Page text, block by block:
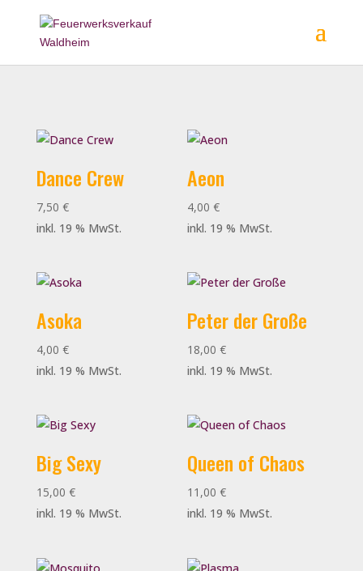
Dance Crew
7,50 €
inkl. 19 % MwSt.
Aeon
4,00€
inkl. 19 % MwSt.
Asoka
4,00 €
inkl. 19 % MwSt.
Peter der Große
18,00€
inkl. 19 % MwSt.
Big Sexy
15,00 €
inkl. 19 % MwSt.
Queen of Chaos
11,00€
inkl. 19 % MwSt.